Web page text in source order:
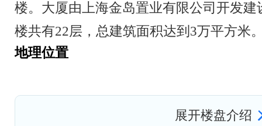
楼。大厦由上海金岛置业有限公司开发
楼共有22层，总建筑面积达到3万平方米
地理位置
边有多条公交线路经过，方便员工的出
线五角场站仅500米，步行即可到达。
展开楼盘介绍